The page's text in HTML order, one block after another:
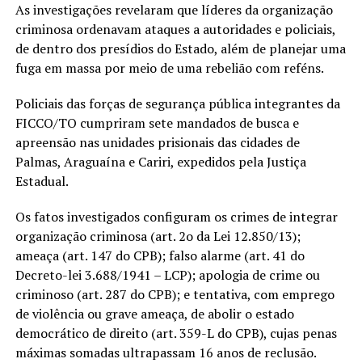
As investigações revelaram que líderes da organização
criminosa ordenavam ataques a autoridades e policiais,
de dentro dos presídios do Estado, além de planejar uma
fuga em massa por meio de uma rebelião com reféns.
Policiais das forças de segurança pública integrantes da
FICCO/TO cumpriram sete mandados de busca e
apreensão nas unidades prisionais das cidades de
Palmas, Araguaína e Cariri, expedidos pela Justiça
Estadual.
Os fatos investigados configuram os crimes de integrar
organização criminosa (art. 2o da Lei 12.850/13);
ameaça (art. 147 do CPB); falso alarme (art. 41 do
Decreto-lei 3.688/1941 – LCP); apologia de crime ou
criminoso (art. 287 do CPB); e tentativa, com emprego
de violência ou grave ameaça, de abolir o estado
democrático de direito (art. 359-L do CPB), cujas penas
máximas somadas ultrapassam 16 anos de reclusão.